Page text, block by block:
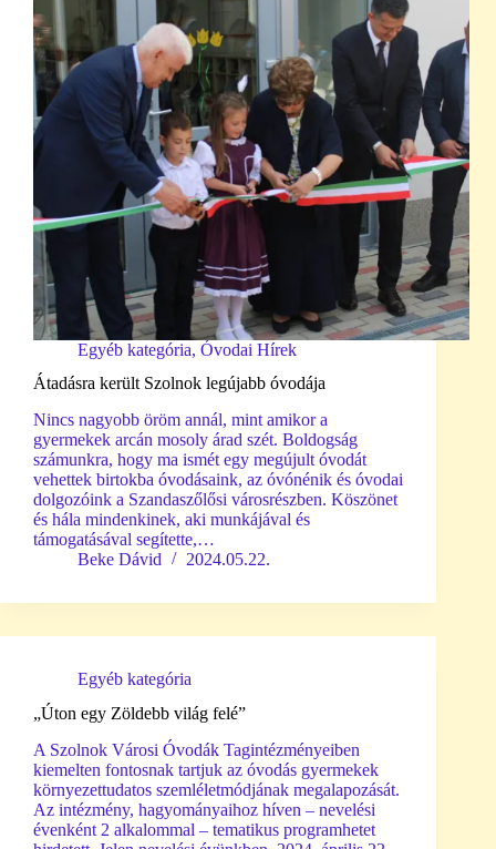
Egyéb kategória, Óvodai Hírek
Átadásra került Szolnok legújabb óvodája
Nincs nagyobb öröm annál, mint amikor a
gyermekek arcán mosoly árad szét. Boldogság
számunkra, hogy ma ismét egy megújult óvodát
vehettek birtokba óvodásaink, az óvónénik és óvodai
dolgozóink a Szandaszőlősi városrészben. Köszönet
és hála mindenkinek, aki munkájával és
támogatásával segítette,…
Beke Dávid
2024.05.22.
Egyéb kategória
„Úton egy Zöldebb világ felé”
A Szolnok Városi Óvodák Tagintézményeiben
kiemelten fontosnak tartjuk az óvodás gyermekek
környezettudatos szemléletmódjának megalapozását.
Az intézmény, hagyományaihoz híven – nevelési
évenként 2 alkalommal – tematikus programhetet